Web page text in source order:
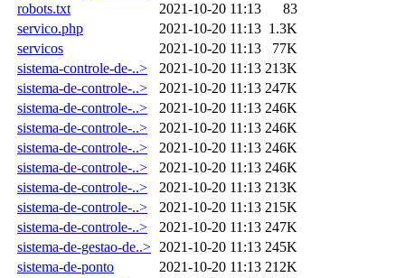
robots.txt
2021-10-20 11:13
83
servico.php
2021-10-20 11:13 1.3K
servicos
2021-10-20 11:13
77K
sistema-controle-de-..>
2021-10-20 11:13 213K
sistema-de-controle-..>
2021-10-20 11:13 247K
sistema-de-controle-..>
2021-10-20 11:13 246K
sistema-de-controle-..>
2021-10-20 11:13 246K
sistema-de-controle-..>
2021-10-20 11:13 246K
sistema-de-controle-..>
2021-10-20 11:13 246K
sistema-de-controle-..>
2021-10-20 11:13 213K
sistema-de-controle-..>
2021-10-20 11:13 215K
sistema-de-controle-..>
2021-10-20 11:13 247K
sistema-de-gestao-de..> 2021-10-20 11:13 245K
sistema-de-ponto
2021-10-20 11:13 212K